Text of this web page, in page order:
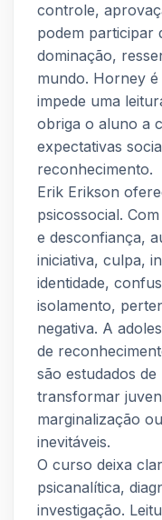
controle,
podem participar
dominação,
mundo. Horney
impede uma
obriga o aluno a
expectativas
reconhecimento.
Erik Erikson
psicossocial.
e desconfiança,
iniciativa, culpa,
identidade,
isolamento,
negativa. A
de
são estudados
transformar
marginalização
inevitáveis.
O curso deixa
psicanalítica,
investigação.